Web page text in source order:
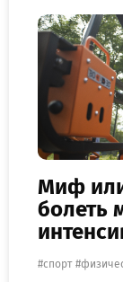
Миф
болеть
спорт